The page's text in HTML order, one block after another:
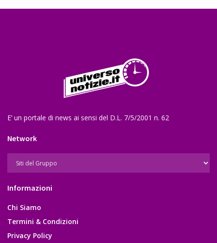
E’ un portale di news ai sensi del D.L. 7/5/2001 n. 62
Network
Informazioni
Chi Siamo
Termini & Condizioni
Privacy Policy